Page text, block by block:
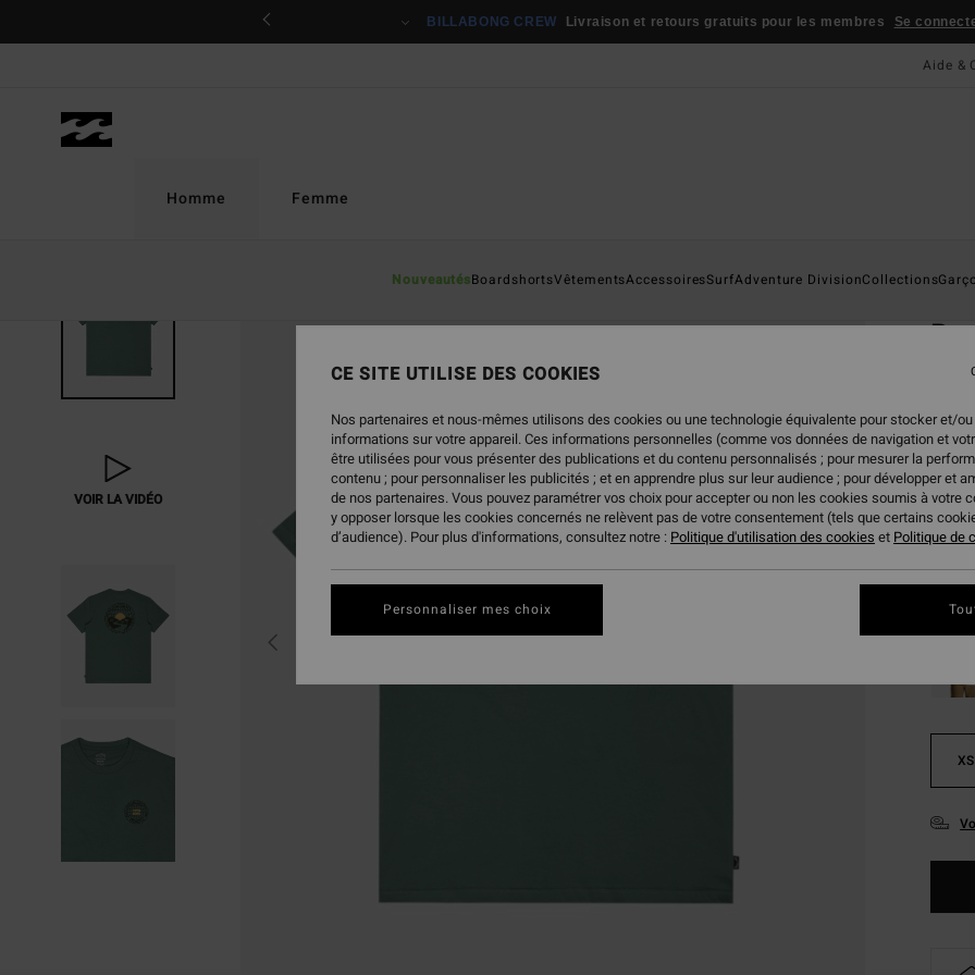
BILLABONG CREW Livraison et retours gratuits pour les membres Se
Aide &
Homme
NouveautésBoardshortsVêtementsAccessoiresSurfAdventure DivisionCollections
Femme
VOIR LA VIDÉO
T-
ECO-
35,95
BONS
XS
CE SITE UTILISE DES COOKIES
Nos partenaires et nous-mêmes utilisons des cookies ou une technologie équivalente pour stocker et/
informations sur votre appareil. Ces informations personnelles (comme vos données de navigation et
être utilisées pour vous présenter des publications et du contenu personnalisés ; pour mesurer la
contenu ; pour personnaliser les publicités ; et en apprendre plus sur leur audience ; pour développer et
de nos partenaires. Vous pouvez paramétrer vos choix pour accepter ou non les cookies soumis à votre
y opposer lorsque les cookies concernés ne relèvent pas de votre consentement (tels que certains
d’audience). Pour plus d'informations, consultez notre : Politique d'utilisation des cookies et Politique de
Personnaliser mes choix